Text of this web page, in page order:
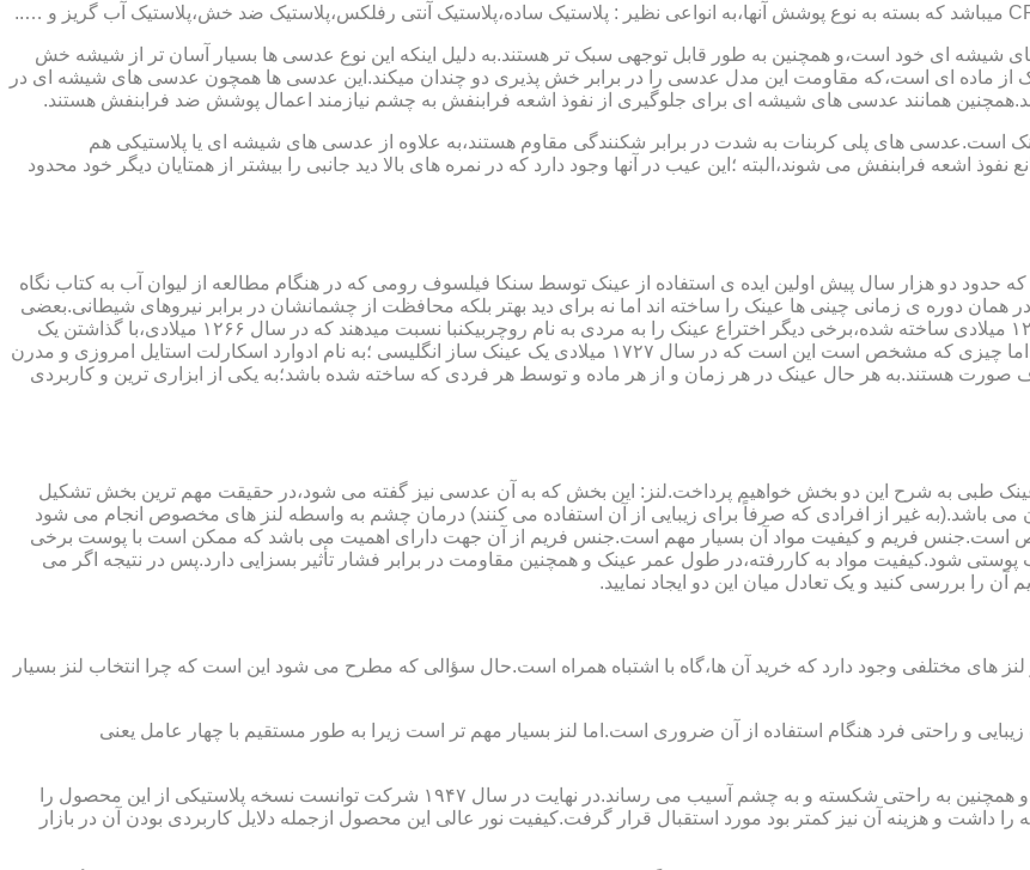
شیشه ای خود است،و همچنین به طور قابل توجهی سبک تر هستند.به دلیل اینکه این نوع عدسی ها بسیار آسان تر از شیشه خش
ماده ای است،که مقاومت این مدل عدسی را در برابر خش پذیری دو چندان میکند.این عدسی ها همچون عدسی های شیشه ای در
همانند عدسی های شیشه ای برای جلوگیری از نفوذ اشعه فرابنفش به چشم نیازمند اعمال پوشش ضد فرابنفش هستند.
است.عدسی های پلی کربنات به شدت در برابر شکنندگی مقاوم هستند،به علاوه از عدسی های شیشه ای یا پلاستیکی هم
اشعه فرابنفش می شوند،البته ؛این عیب در آنها وجود دارد که در نمره های بالا دید جانبی را بیشتر از همتایان دیگر خود محدود
حدود دو هزار سال پیش اولین ایده ی استفاده از عینک توسط سنکا فیلسوف رومی که در هنگام مطالعه از لیوان آب به کتاب نگاه
دوره ی زمانی چینی ها عینک را ساخته اند اما نه برای دید بهتر بلکه محافظت از چشمانشان در برابر نیروهای شیطانی.بعضی
دیگر عقیده دارند اولین عینک توسط سالوینو دارماتی اهل ایتالیا در سال ۱۲۸۴ میلادی ساخته شده،برخی دیگر اختراع عینک را به مردی به نام روچربیکنبا نسبت میدهند که در سال ۱۲۶۶ میلادی،با گذاشتن یک
گوی شیشه ای روی کتاب خطوط و کلمات را درشت تر و واضح تر می دید.اما چیزی که مشخص است این است که در سال ۱۷۲۷ میلادی یک عینک ساز انگلیسی ؛به نام ادوارد اسکارلت استایل امروزی و مدرن
هستند.به هر حال عینک در هر زمان و از هر ماده و توسط هر فردی که ساخته شده باشد؛به یکی از ابزاری ترین و کاربردی
طبی به شرح این دو بخش خواهیم پرداخت.لنز: این بخش که به آن عدسی نیز گفته می شود،در حقیقت مهم ترین بخش تشکیل
باشد.(به غیر از افرادی که صرفاً برای زیبایی از آن استفاده می کنند) درمان چشم به واسطه لنز های مخصوص انجام می شود
است.جنس فریم و کیفیت مواد آن بسیار مهم است.جنس فریم از آن جهت دارای اهمیت می باشد که ممکن است با پوست برخی
شود.کیفیت مواد به کاررفته،در طول عمر عینک و همچنین مقاومت در برابر فشار تأثیر بسزایی دارد.پس در نتیجه اگر می
بررسی کنید و یک تعادل میان این دو ایجاد نمایید.
های مختلفی وجود دارد که خرید آن ها،گاه با اشتباه همراه است.حال سؤالی که مطرح می شود این است که چرا انتخاب لنز بسیار
و راحتی فرد هنگام استفاده از آن ضروری است.اما لنز بسیار مهم تر است زیرا به طور مستقیم با چهار عامل یعنی
در قدیم از عدسی شیشه ای استفاده می شد،اما شیشه بسیار سنگین بوده و همچنین به راحتی شکسته و به چشم آسیب می رساند.در نهایت در سال ۱۹۴۷ شرکت توانست نسخه پلاستیکی از این محصول را
و هزینه آن نیز کمتر بود مورد استقبال قرار گرفت.کیفیت نور عالی این محصول ازجمله دلایل کاربردی بودن آن در بازار